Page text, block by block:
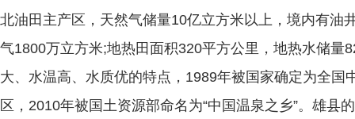
北油田主产区，天然气储量10亿立方米以上，境内有油
气1800万立方米;地热田面积320平方公里，地热水储量
大、水温高、水质优的特点，1989年被国家确定为全国
区，2010年被国土资源部命名为“中国温泉之乡”。雄县